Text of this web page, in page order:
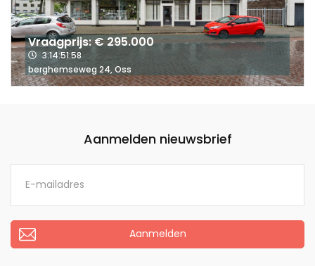
Vraagprijs: € 295.000
3:14:51:57
berghemseweg 24,Oss
Aanmelden nieuwsbrief
Aanmelden